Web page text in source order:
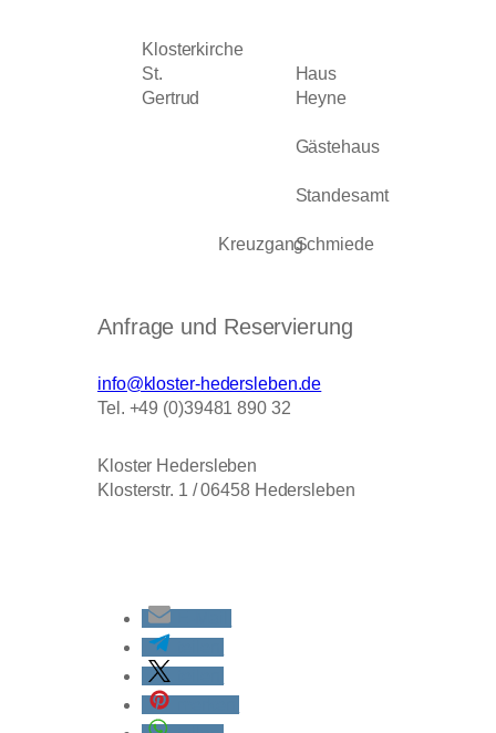
Klosterkirche
St.
Gertrud
Kreuzgang
Haus
Heyne
Gästehaus
Standesamt
Schmiede
Anfrage und Reservierung
info@kloster-hedersleben.de
Tel. +49 (0)39481 890 32
Kloster Hedersleben
Klosterstr. 1 / 06458 Hedersleben